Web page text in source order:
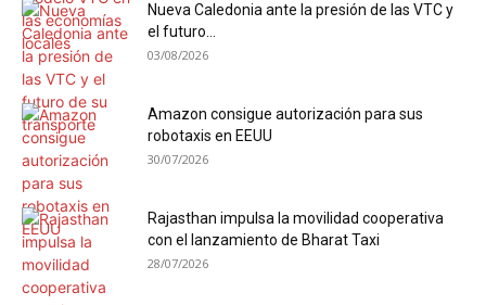
Nueva Caledonia ante la presión de las VTC y
el futuro...
03/08/2026
Amazon consigue autorización para sus
robotaxis en EEUU
30/07/2026
Rajasthan impulsa la movilidad cooperativa
con el lanzamiento de Bharat Taxi
28/07/2026